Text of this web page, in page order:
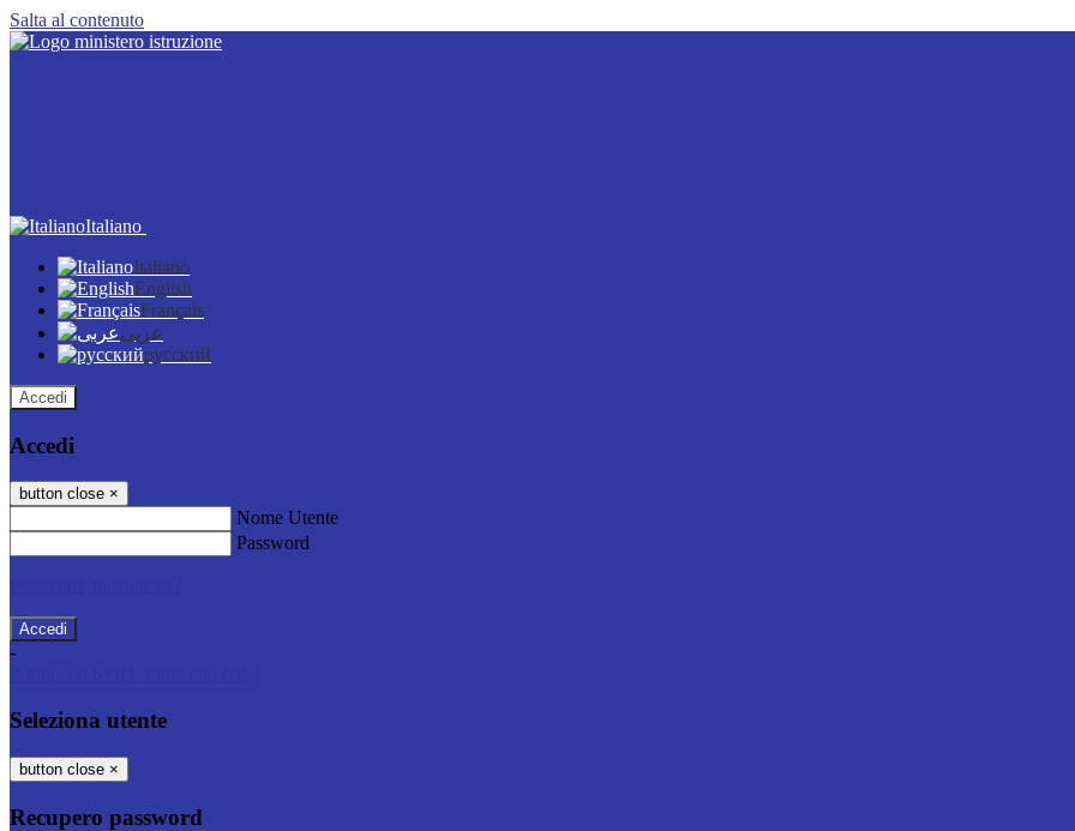
Salta al contenuto
Italiano
Italiano
English
Français
عربى
русский
Accedi
Accedi
button close ×
Nome Utente
Password
-
Seleziona utente
button close ×
Recupero password